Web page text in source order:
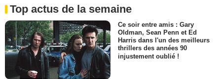
Top actus de la semaine
Ce soir entre amis : Gary
Oldman, Sean Penn et Ed
Harris dans l'un des meilleurs
thrillers des années 90
injustement oublié !